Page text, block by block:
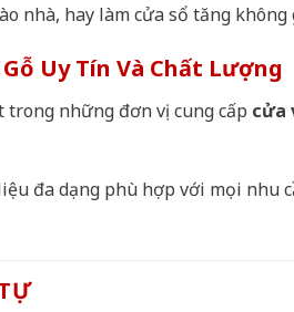
nhà, hay làm cửa sổ tăng
Uy Tín Và Chất Lượng
trong những đơn vị cung cấp cửa
đa dạng phù hợp với mọi nhu